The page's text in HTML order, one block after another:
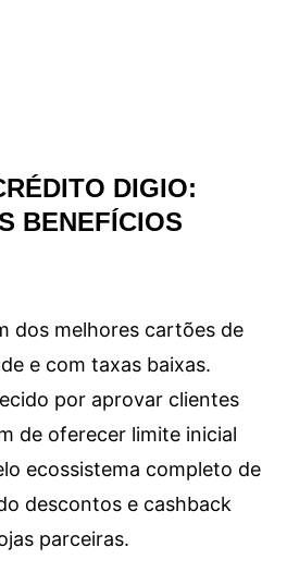
DIGIO:
BENEFÍCIOS
dos melhores cartões de
e com taxas baixas.
por aprovar clientes
de oferecer limite inicial
ecossistema completo de
descontos e cashback
parceiras.